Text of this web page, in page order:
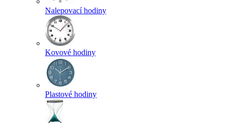
Nalepovací hodiny
Kovové hodiny
Plastové hodiny